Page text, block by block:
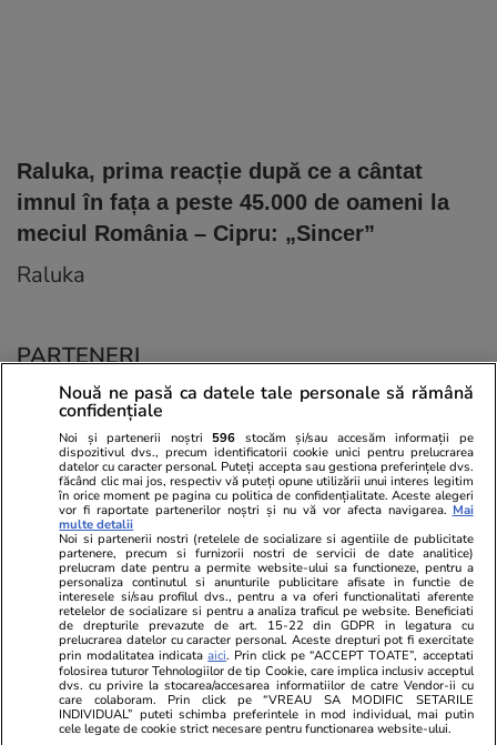
Raluka, prima reacție după ce a cântat
imnul în fața a peste 45.000 de oameni la
meciul România – Cipru: „Sincer”
Raluka
PARTENERI
Viva.ro
"Nici acum nu îi știu bine. Nu îi știu familia".
A tăcut luni întregi, dar acum Gina Matache a
spus adevărul despre relația cu ginerele ei,
Radu Siffr...
Unica.ro
Nu și ei! S-au
căsnicie! Cei doi
secret. Nimeni
motiv al
Nouă ne pasă ca datele tale personale să rămână
confidențiale
Noi și partenerii noștri 596 stocăm și/sau accesăm informații pe
dispozitivul dvs., precum identificatorii cookie unici pentru prelucrarea
datelor cu caracter personal. Puteți accepta sau gestiona preferințele dvs.
făcând clic mai jos, respectiv vă puteți opune utilizării unui interes legitim
în orice moment pe pagina cu politica de confidențialitate. Aceste alegeri
vor fi raportate partenerilor noștri și nu vă vor afecta navigarea. Mai
multe detalii
Noi si partenerii nostri (retelele de socializare si agentiile de publicitate
partenere, precum si furnizorii nostri de servicii de date analitice)
prelucram date pentru a permite website-ului sa functioneze, pentru a
personaliza continutul si anunturile publicitare afisate in functie de
interesele si/sau profilul dvs., pentru a va oferi functionalitati aferente
retelelor de socializare si pentru a analiza traficul pe website. Beneficiati
de drepturile prevazute de art. 15-22 din GDPR in legatura cu
prelucrarea datelor cu caracter personal. Aceste drepturi pot fi exercitate
prin modalitatea indicataaici. Prin click pe “ACCEPT TOATE”, acceptati
folosirea tuturor Tehnologiilor de tip Cookie, care implica inclusiv acceptul
dvs. cu privire la stocarea/accesarea informatiilor de catre Vendor-ii cu
care colaboram. Prin click pe “VREAU SA MODIFIC SETARILE
INDIVIDUAL” puteti schimba preferintele in mod individual, mai putin
cele legate de cookie strict necesare pentru functionarea website-ului.